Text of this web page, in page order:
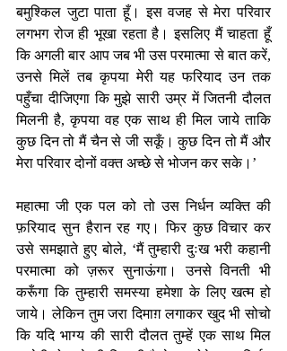
बमुश्किल जुटा पाता हूँ। इस वजह से मेरा परिवार
लगभग रोज ही भूखा रहता है। इसलिए मैं चाहता हूँ
कि अगली बार आप जब भी उस परमात्मा से बात करें,
उनसे मिलें तब कृपया मेरी यह फरियाद उन तक
पहुँचा दीजिएगा कि मुझे सारी उम्र में जितनी दौलत
मिलनी है, कृपया वह एक साथ ही मिल जाये ताकि
कुछ दिन तो मैं चैन से जी सकूँ। कुछ दिन तो मैं और
मेरा परिवार दोनों वक्त अच्छे से भोजन कर सके।’
महात्मा जी एक पल को तो उस निर्धन व्यक्ति की
फ़रियाद सुन हैरान रह गए। फिर कुछ विचार कर
उसे समझाते हुए बोले, ‘मैं तुम्हारी दुःख भरी कहानी
परमात्मा को ज़रूर सुनाऊंगा। उनसे विनती भी
करूँगा कि तुम्हारी समस्या हमेशा के लिए खत्म हो
जाये। लेकिन तुम जरा दिमाग़ लगाकर खुद भी सोचो
कि यदि भाग्य की सारी दौलत तुम्हें एक साथ मिल